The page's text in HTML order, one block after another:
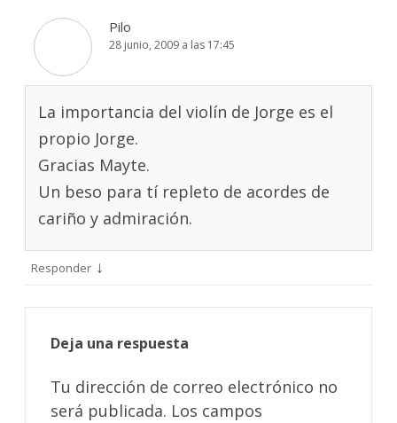
Pilo
28 junio, 2009 a las 17:45
La importancia del violín de Jorge es el
propio Jorge.
Gracias Mayte.
Un beso para tí repleto de acordes de
cariño y admiración.
Responder ↓
Deja una respuesta
Tu dirección de correo electrónico no
será publicada. Los campos